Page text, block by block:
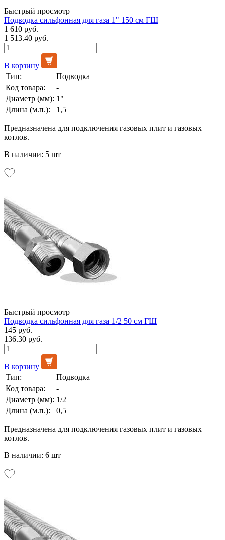
Быстрый просмотр
Подводка сильфонная для газа 1" 150 см ГШ
1 610 руб.
1 513.40 руб.
В корзину
Тип:
Подводка
Код товара:
-
Диаметр (мм): 1"
Длина (м.п.):
1,5
Предназначена для подключения газовых плит и газовых
котлов.
В наличии: 5 шт
Быстрый просмотр
Подводка сильфонная для газа 1/2 50 см ГШ
145 руб.
136.30 руб.
В корзину
Тип:
Подводка
Код товара:
-
Диаметр (мм): 1/2
Длина (м.п.):
0,5
Предназначена для подключения газовых плит и газовых
котлов.
В наличии: 6 шт